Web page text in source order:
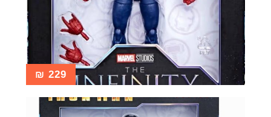
229
₪